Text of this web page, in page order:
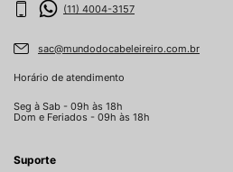
(11) 4004-3157
sac@mundodocabeleireiro.com.br
Horário de atendimento
Seg à Sab - 09h às 18h
Dom e Feriados - 09h às 18h
Suporte